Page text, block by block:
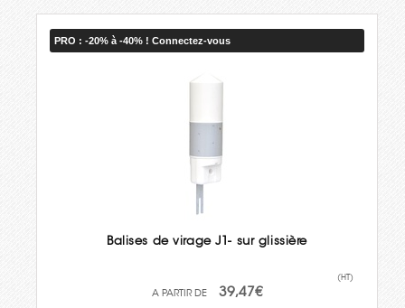
PRO : -20% à -40% ! Connectez-vous
Balises de virage J1- sur glissière
39,47€
(HT)